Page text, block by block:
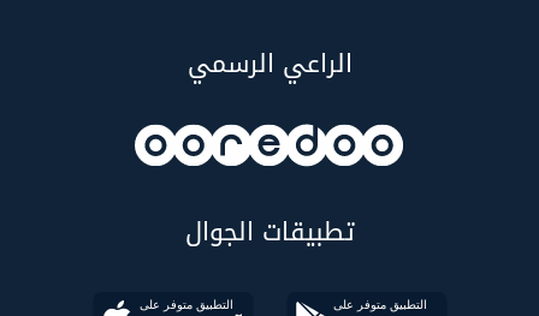
الراعي الرسمي
تطبيقات الجوال